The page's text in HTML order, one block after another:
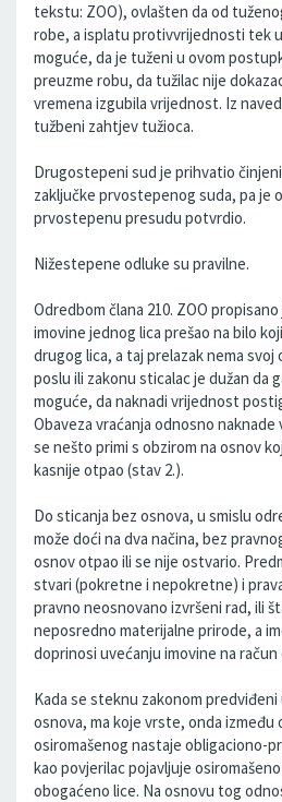
tekstu: ZOO), ovlašten da od
robe, a isplatu protivvrijednosti tek
moguće, da je tuženi u ovom
preuzme robu, da tužilac nije
vremena izgubila vrijednost. Iz
tužbeni zahtjev tužioca.
Drugostepeni sud je prihvatio
zaključke prvostepenog suda, pa je
prvostepenu presudu potvrdio.
Nižestepene odluke su pravilne.
Odredbom člana 210. ZOO
imovine jednog lica prešao na bilo
drugog lica, a taj prelazak nema svoj
poslu ili zakonu sticalac je dužan da
moguće, da naknadi vrijednost
Obaveza vraćanja odnosno
se nešto primi s obzirom na osnov
kasnije otpao (stav 2.).
Do sticanja bez osnova, u smislu
može doći na dva načina, bez
osnov otpao ili se nije ostvario.
stvari (pokretne i nepokretne) i
pravno neosnovano izvršeni rad, ili
neposredno materijalne prirode, a
doprinosi uvećanju imovine na račun
Kada se steknu zakonom
osnova, ma koje vrste, onda između
osiromašenog nastaje obligaciono-
kao povjerilac pojavljuje
obogaćeno lice. Na osnovu tog